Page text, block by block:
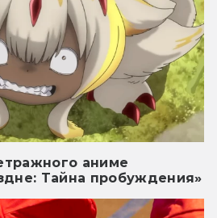
аниме
Тайна пробуждения»